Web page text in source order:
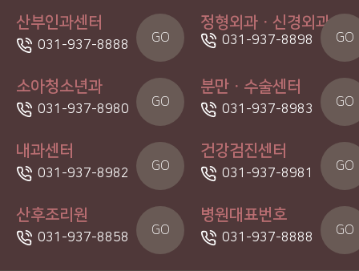
산부인과센터
031-937-8888 GO
정형외과ㆍ신경외과
031-937-8898 GO
소아청소년과
031-937-8980 GO
분만ㆍ수술센터
031-937-8983 GO
내과센터
031-937-8982 GO
건강검진센터
031-937-8981 GO
산후조리원
031-937-8858 GO
병원대표번호
031-937-8888 GO